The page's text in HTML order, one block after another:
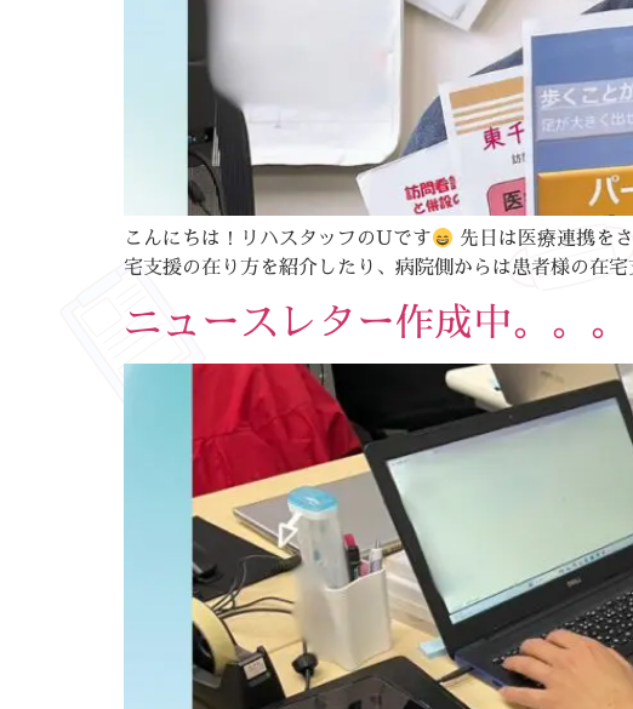
こんにちは！リハスタッフのUです
先日は医療連携を
宅支援の在り方を紹介したり、病院側からは患者様の在
ニュースレター作成中。。。